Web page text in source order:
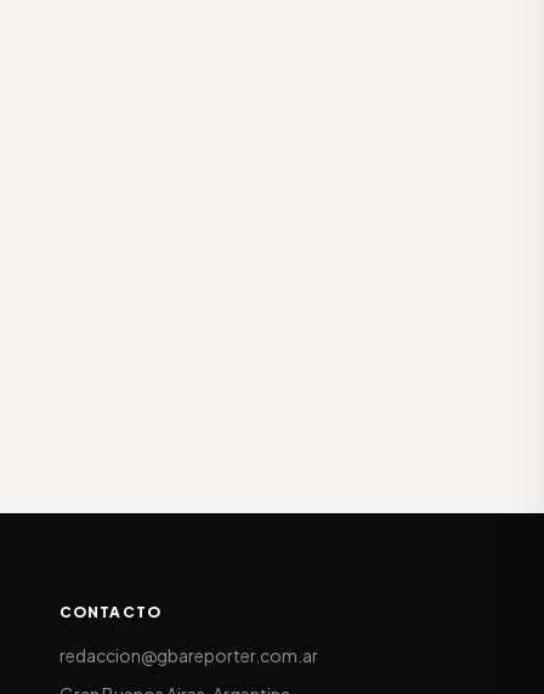
CONTACTO
redaccion@gbareporter.com.ar